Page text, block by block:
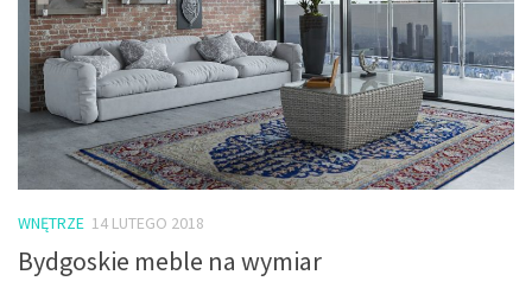
WNĘTRZE 14 LUTEGO 2018
Bydgoskie meble na wymiar